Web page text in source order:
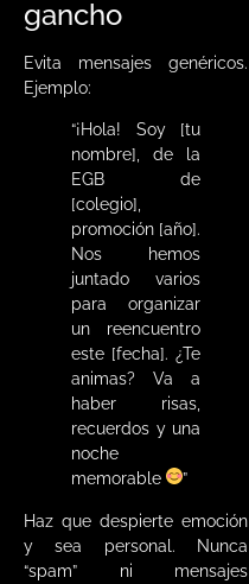
gancho
Evita mensajes genéricos.
Ejemplo:
“¡Hola! Soy [tu
nombre], de la
EGB de
[colegio],
promoción [año].
Nos hemos
juntado varios
para organizar
un reencuentro
este [fecha]. ¿Te
animas? Va a
haber risas,
recuerdos y una
noche
memorable
”
Haz que despierte emoción
y sea personal. Nunca
“spam” ni mensajes